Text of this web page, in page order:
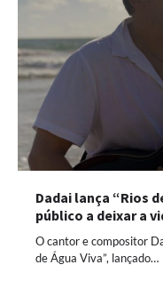
Dadai lança “Rios
público a deixar a
O cantor e compositor
de Água Viva”, lançado…